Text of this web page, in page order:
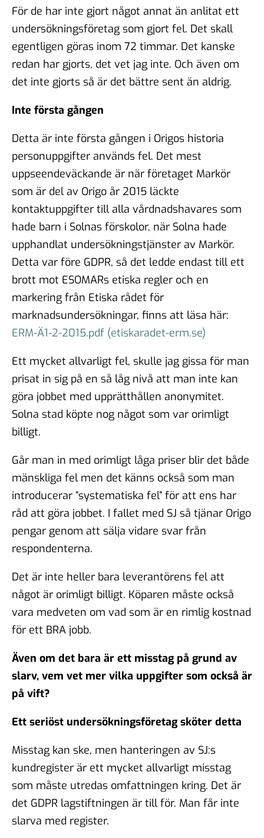
För de har inte gjort något annat än anlitat ett
undersökningsföretag som gjort fel. Det skall
egentligen göras inom 72 timmar. Det kanske
redan har gjorts, det vet jag inte. Och även om
det inte gjorts så är det bättre sent än aldrig.
Inte första gången
Detta är inte första gången i Origos historia
personuppgifter används fel. Det mest
uppseendeväckande är när företaget Markör
som är del av Origo år 2015 läckte
kontaktuppgifter till alla vårdnadshavares som
hade barn i Solnas förskolor, när Solna hade
upphandlat undersökningstjänster av Markör.
Detta var före GDPR, så det ledde endast till ett
brott mot ESOMARs etiska regler och en
markering från Etiska rådet för
marknadsundersökningar, finns att läsa här:
ERM-Ä1-2-2015.pdf (etiskaradet-erm.se)
Ett mycket allvarligt fel, skulle jag gissa för man
prisat in sig på en så låg nivå att man inte kan
göra jobbet med upprätthållen anonymitet.
Solna stad köpte nog något som var orimligt
billigt.
Går man in med orimligt låga priser blir det både
mänskliga fel men det känns också som man
introducerar ”systematiska fel” för att ens har
råd att göra jobbet. I fallet med SJ så tjänar Origo
pengar genom att sälja vidare svar från
respondenterna.
Det är inte heller bara leverantörens fel att
något är orimligt billigt. Köparen måste också
vara medveten om vad som är en rimlig kostnad
för ett BRA jobb.
Även om det bara är ett misstag på grund av
slarv, vem vet mer vilka uppgifter som också är
på vift?
Ett seriöst undersökningsföretag sköter detta
Misstag kan ske, men hanteringen av SJ:s
kundregister är ett mycket allvarligt misstag
som måste utredas omfattningen kring. Det är
det GDPR lagstiftningen är till för. Man får inte
slarva med register.